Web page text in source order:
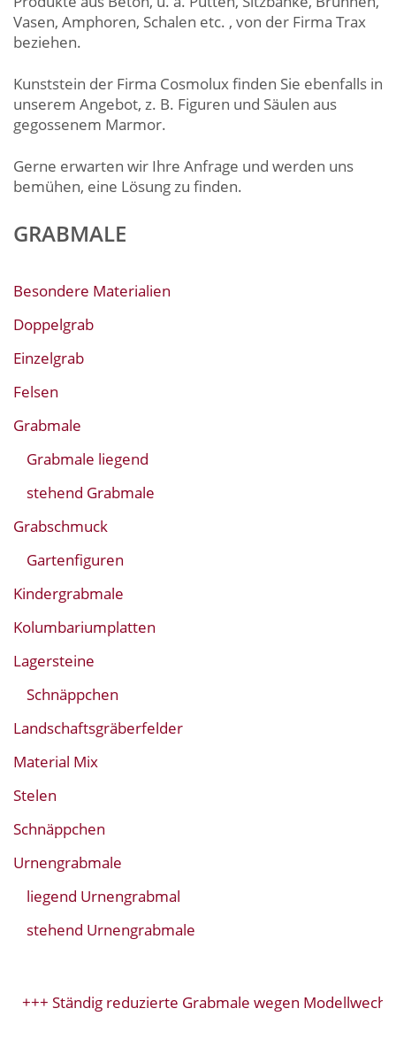
Vasen, Amphoren, Schalen etc. , von der Firma Trax
beziehen.
Kunststein der Firma Cosmolux finden Sie ebenfalls in
unserem Angebot, z. B. Figuren und Säulen aus
gegossenem Marmor.
Gerne erwarten wir Ihre Anfrage und werden uns
bemühen, eine Lösung zu finden.
GRABMALE
Besondere Materialien
Doppelgrab
Einzelgrab
Felsen
Grabmale
Grabmale liegend
stehend Grabmale
Grabschmuck
Gartenfiguren
Kindergrabmale
Kolumbariumplatten
Lagersteine
Schnäppchen
Landschaftsgräberfelder
Material Mix
Stelen
Schnäppchen
Urnengrabmale
liegend Urnengrabmal
stehend Urnengrabmale
Ständig reduzierte Grabmale wegen Modellwechsel+++